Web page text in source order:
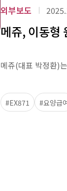
외부보도
메쥬, 이동형
메쥬(대표 박정환)
#EX871 #요양급